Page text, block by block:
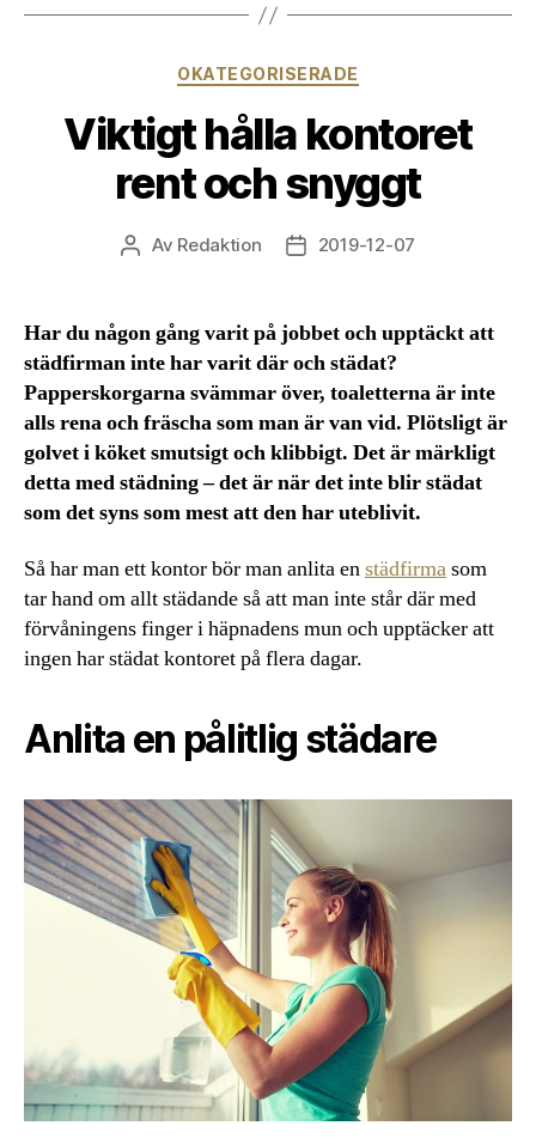
Kategorier
OKATEGORISERADE
Viktigt hålla kontoret
rent och snyggt
Inläggsförfattare
Av Redaktion Inläggsdatum
2019-12-07
Har du någon gång varit på jobbet och upptäckt att
städfirman inte har varit där och städat?
Papperskorgarna svämmar över, toaletterna är inte
alls rena och fräscha som man är van vid. Plötsligt är
golvet i köket smutsigt och klibbigt. Det är märkligt
detta med städning – det är när det inte blir städat
som det syns som mest att den har uteblivit.
Så har man ett kontor bör man anlita enstädfirmasom
tar hand om allt städande så att man inte står där med
förvåningens finger i häpnadens mun och upptäcker att
ingen har städat kontoret på flera dagar.
Anlita en pålitlig städare